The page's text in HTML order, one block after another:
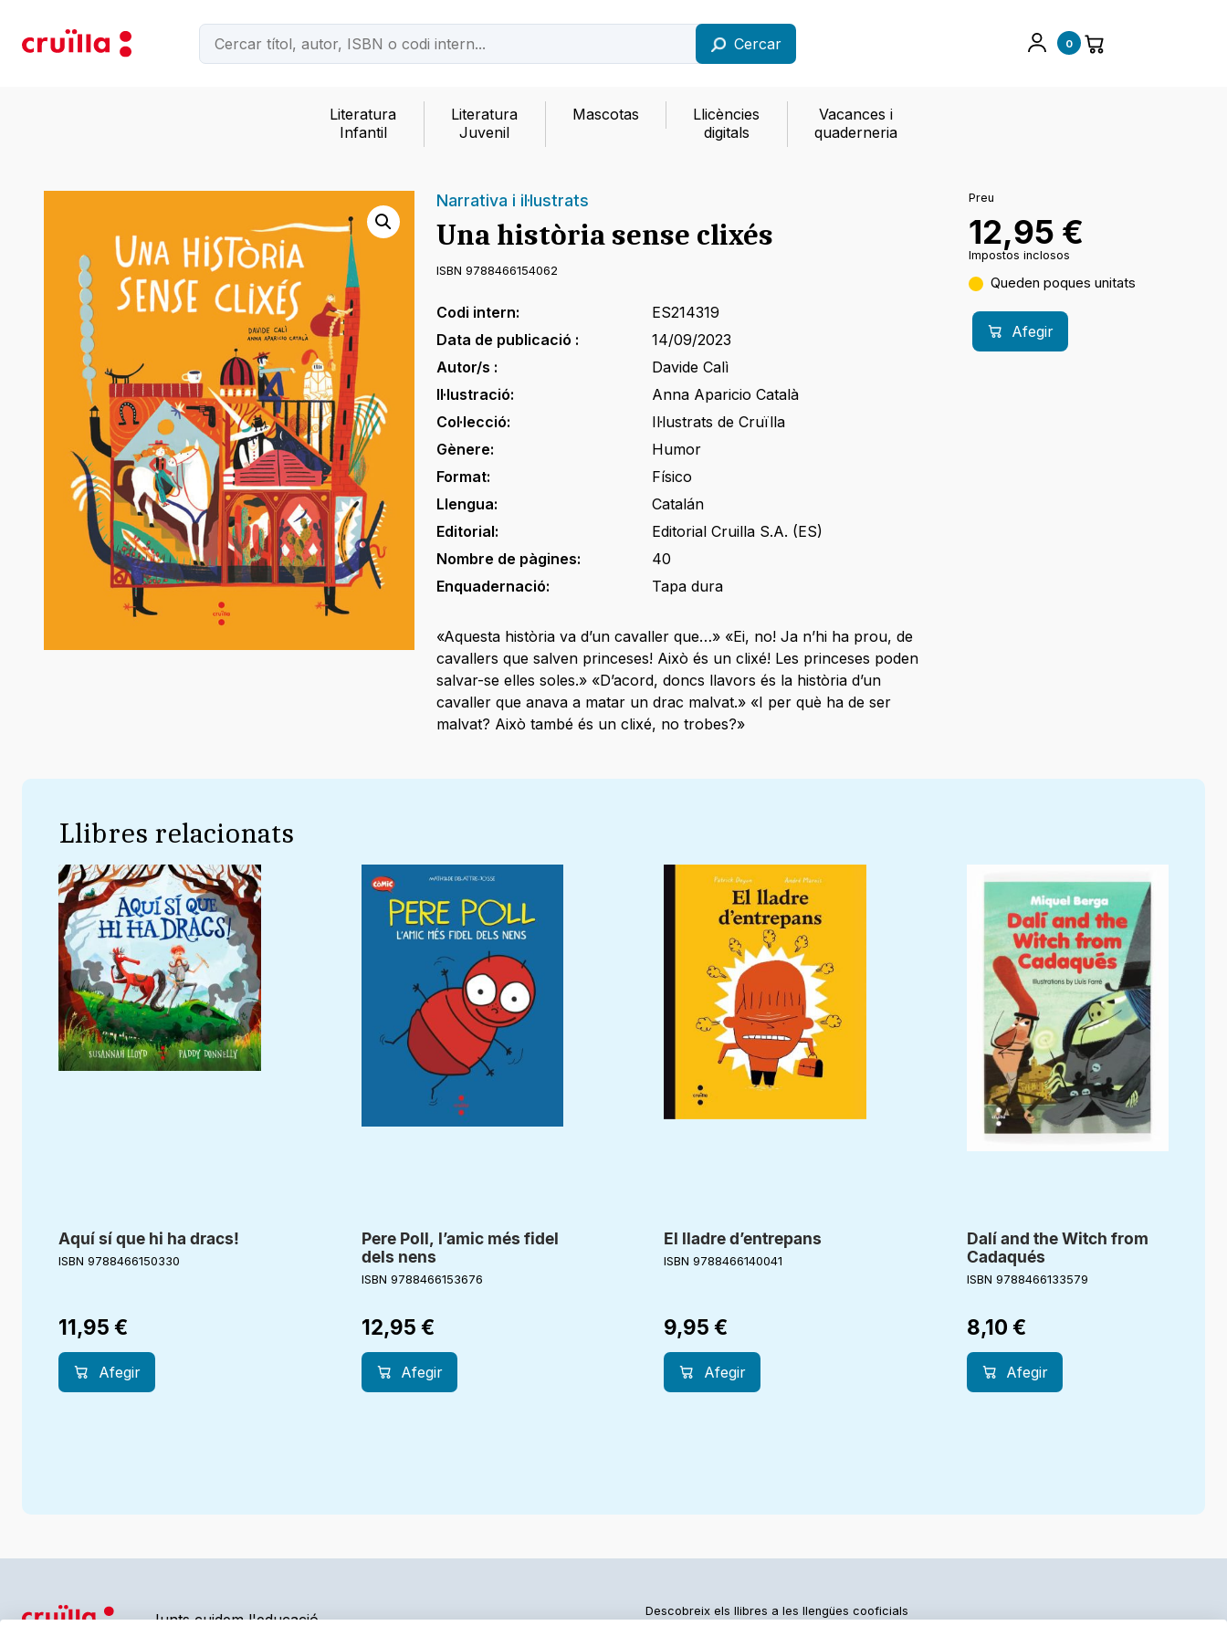
Cercar 0
Literatura
Infantil
Literatura
Juvenil
Mascotas
Llicències
digitals
Vacances i
quaderneria
Narrativa i il·lustrats
Una història sense clixés
ISBN 9788466154062
Codi intern:
ES214319
Data de publicació :
14/09/2023
Autor/s :
Davide Calì
Il·lustració:
Anna Aparicio Català
Col·lecció:
Il·lustrats de Cruïlla
Gènere:
Humor
Format:
Físico
Llengua:
Catalán
Editorial:
Editorial Cruilla S.A. (ES)
Nombre de pàgines:
40
Enquadernació:
Tapa dura
«Aquesta història va d’un cavaller que…» «Ei, no! Ja n’hi ha prou, de
cavallers que salven princeses! Això és un clixé! Les princeses poden
salvar-se elles soles.» «D’acord, doncs llavors és la història d’un
cavaller que anava a matar un drac malvat.» «I per què ha de ser
malvat? Això també és un clixé, no trobes?»
Preu
12,95 €
Impostos inclosos
Queden poques unitats
Afegir
Llibres relacionats
Aquí sí que hi ha dracs!
ISBN 9788466150330
11,95 €
Afegir
Pere Poll, l’amic més fidel
dels nens
ISBN 9788466153676
12,95 €
Afegir
El lladre d’entrepans
ISBN 9788466140041
9,95 €
Afegir
Dalí and the Witch from
Cadaqués
ISBN 9788466133579
8,10 €
Afegir
Junts cuidem l'educació Descobreix els llibres a les llengües cooficials